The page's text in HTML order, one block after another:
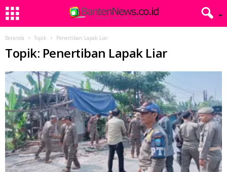
Beranda Topik Penertiban Lapak Liar
Topik: Penertiban Lapak Liar